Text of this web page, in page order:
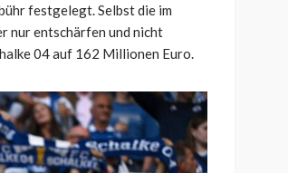
festgelegt. Selbst die im
nur entschärfen und nicht
04 auf 162 Millionen Euro.